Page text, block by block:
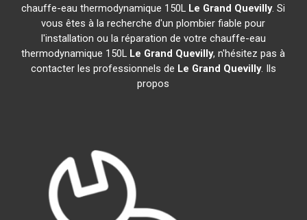
chauffe-eau thermodynamique 150L Le Grand Quevilly. Si
vous êtes à la recherche d'un plombier fiable pour
l'installation ou la réparation de votre chauffe-eau
thermodynamique 150L Le Grand Quevilly, n'hésitez pas à
contacter les professionnels de Le Grand Quevilly. Ils
propos